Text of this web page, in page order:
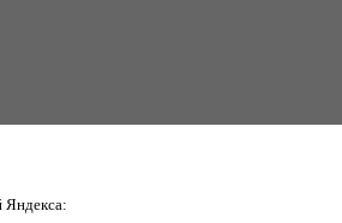
Яндекса: